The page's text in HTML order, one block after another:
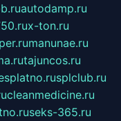
autodamp.ru
x-ton.ru
manunae.ru
tajuncos.ru
splclub.ru
cleanmedicine.ru
seks-365.ru